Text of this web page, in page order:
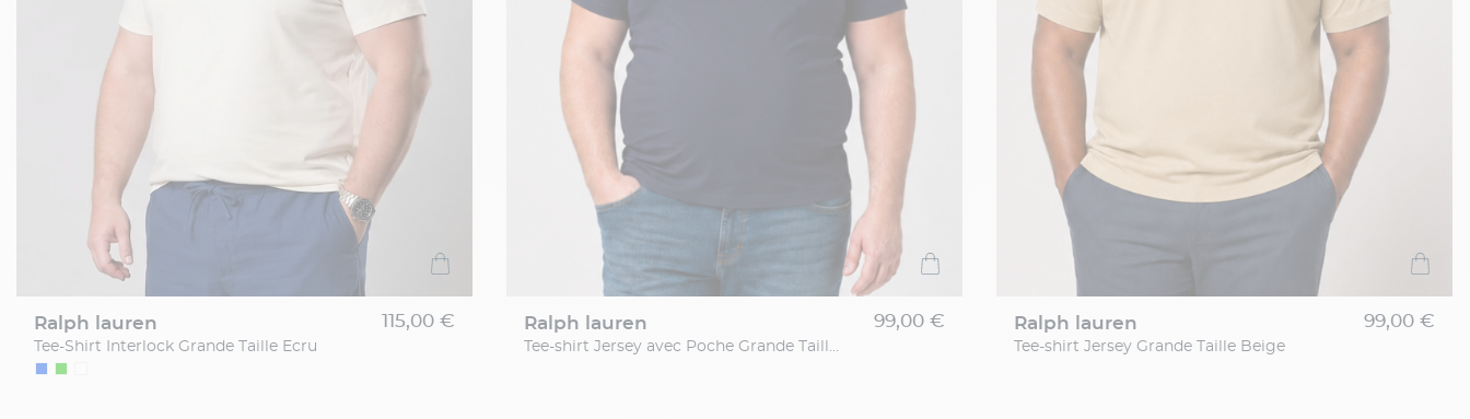
ralph lauren
Tee-Shirt Interlock Grande Taille Ecru
115,00 € ralph lauren
Tee-shirt Jersey avec Poche Grande Taille Marine
99,00 € ralph lauren
Tee-shirt Jersey Grande Taille Beige
99,00 €